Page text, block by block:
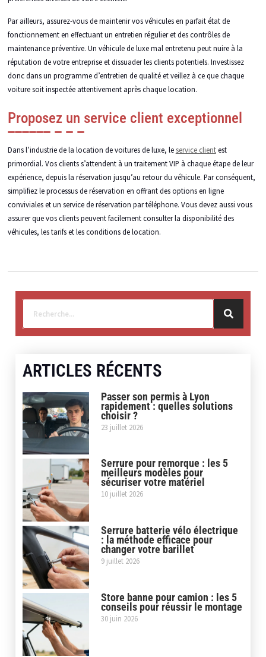
ARTICLES RÉCENTS
Passer son permis à Lyon
rapidement : quelles solutions
choisir ?
23 juillet 2026
Serrure pour remorque : les 5
meilleurs modèles pour
sécuriser votre matériel
10 juillet 2026
Serrure batterie vélo électrique
: la méthode efficace pour
changer votre barillet
9 juillet 2026
Store banne pour camion : les 5
conseils pour réussir le montage
30 juin 2026
Par ailleurs, assurez-vous de maintenir vos véhicules en parfait état de
fonctionnement en effectuant un entretien régulier et des contrôles de
maintenance préventive. Un véhicule de luxe mal entretenu peut nuire à la
réputation de votre entreprise et dissuader les clients potentiels. Investissez
donc dans un programme d’entretien de qualité et veillez à ce que chaque
voiture soit inspectée attentivement après chaque location.
Proposez un service client exceptionnel
Dans l’industrie de la location de voitures de luxe, leservice clientest
primordial. Vos clients s’attendent à un traitement VIP à chaque étape de leur
expérience, depuis la réservation jusqu’au retour du véhicule. Par conséquent,
simplifiez le processus de réservation en offrant des options en ligne
conviviales et un service de réservation par téléphone. Vous devez aussi vous
assurer que vos clients peuvent facilement consulter la disponibilité des
véhicules, les tarifs et les conditions de location.